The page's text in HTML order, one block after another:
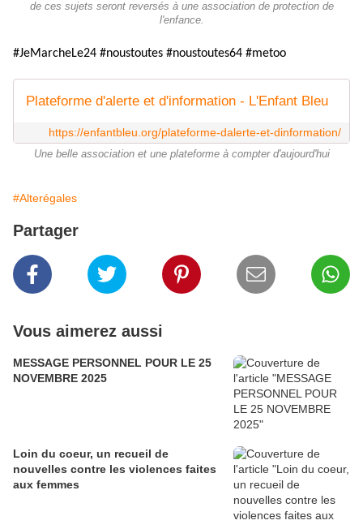
de ces sujets seront reversés à une association de protection de
l'enfance.
#JeMarcheLe24 #noustoutes #noustoutes64 #metoo
Plateforme d'alerte et d'information - L'Enfant Bleu
https://enfantbleu.org/plateforme-dalerte-et-dinformation/
Une belle association et une plateforme à compter d'aujourd'hui
#Alterégales
Partager
Vous aimerez aussi
MESSAGE PERSONNEL POUR LE 25
NOVEMBRE 2025
Loin du coeur, un recueil de
nouvelles contre les violences faites
aux femmes